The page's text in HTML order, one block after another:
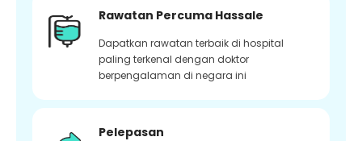
Rawatan Percuma Hassale
Dapatkan rawatan terbaik di hospital
paling terkenal dengan doktor
berpengalaman di negara ini
Pelepasan